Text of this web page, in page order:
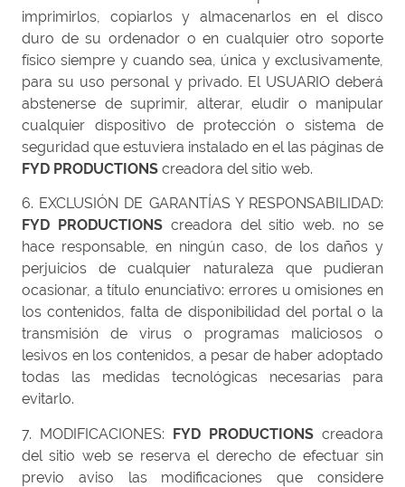
imprimirlos, copiarlos y almacenarlos en el disco
duro de su ordenador o en cualquier otro soporte
físico siempre y cuando sea, única y exclusivamente,
para su uso personal y privado. El USUARIO deberá
abstenerse de suprimir, alterar, eludir o manipular
cualquier dispositivo de protección o sistema de
seguridad que estuviera instalado en el las páginas de
FYD PRODUCTIONS creadora del sitio web.
6. EXCLUSIÓN DE GARANTÍAS Y RESPONSABILIDAD:
FYD PRODUCTIONS creadora del sitio web. no se
hace responsable, en ningún caso, de los daños y
perjuicios de cualquier naturaleza que pudieran
ocasionar, a título enunciativo: errores u omisiones en
los contenidos, falta de disponibilidad del portal o la
transmisión de virus o programas maliciosos o
lesivos en los contenidos, a pesar de haber adoptado
todas las medidas tecnológicas necesarias para
evitarlo.
7. MODIFICACIONES: FYD PRODUCTIONS creadora
del sitio web se reserva el derecho de efectuar sin
previo aviso las modificaciones que considere